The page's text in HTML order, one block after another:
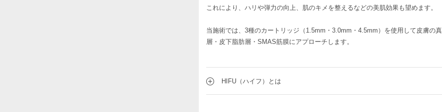
これにより、ハリや弾力の向上、肌のキメを整えるなどの美肌効果も望めます。
当施術では、3種のカートリッジ（1.5mm・3.0mm・4.5mm）を使用して皮膚の
層・皮下脂肪層・SMAS筋膜にアプローチします。
HIFU（ハイフ）とは